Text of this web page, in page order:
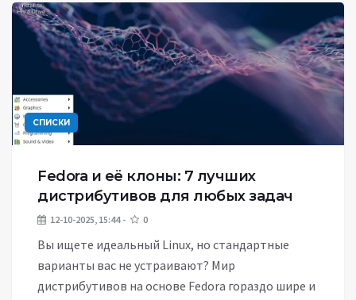
СПИСКИ
Fedora и её клоны: 7 лучших
дистрибутивов для любых задач
12-10-2025, 15:44 0
Вы ищете идеальный Linux, но стандартные
варианты вас не устраивают? Мир
дистрибутивов на основе Fedora гораздо шире и